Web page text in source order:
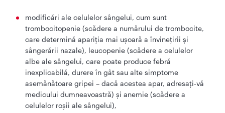
modificări ale celulelor sângelui, cum sunt
trombocitopenie (scădere a numărului de trombocite,
care determină apariţia mai uşoară a învineţirii şi
sângerării nazale), leucopenie (scădere a celulelor
albe ale sângelui, care poate produce febră
inexplicabilă, durere în gât sau alte simptome
asemănătoare gripei – dacă acestea apar, adresaţi-vă
medicului dumneavoastră) şi anemie (scădere a
celulelor roşii ale sângelui),